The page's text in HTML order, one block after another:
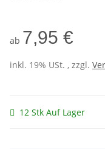
ab 7,95 €
inkl. 19% USt. , zzgl.
12 Stk Auf Lager